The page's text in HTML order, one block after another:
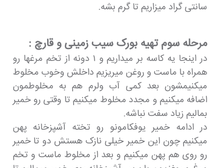
سانتی گراد میزاریم تا گرم بشه.
مرحله سوم تهیه بورک سیب زمینی و قارچ :
در اینجا یه کاسه بر میداریم و ۱ دونه از تخم مرغها رو
همراه با ماست و روغن میریزیم داخلش وخوب مخلوط
میکنیمشون بعد کمی آب ولرم هم به مخلوطمون
اضافه میکنیم و مجدد مخلوط میکنیم تا وقتی رو خمیر
بمالیم زیاد سفت نباشه.
در ادامه خمیر یوفکامونو رو تخته آشپزخانه پهن
میکنیم چون این خمیر خیلی نازک هستش دو تا خمیر
رو روی هم پهن میکنیم و بعد از مخلوط ماست و تخم